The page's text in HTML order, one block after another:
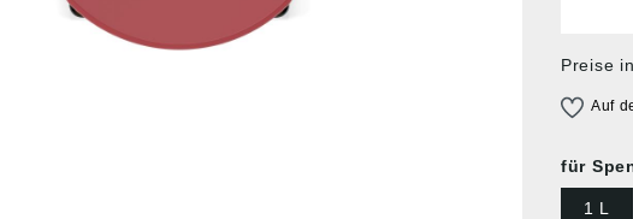
Preise
Auf
für
1 L